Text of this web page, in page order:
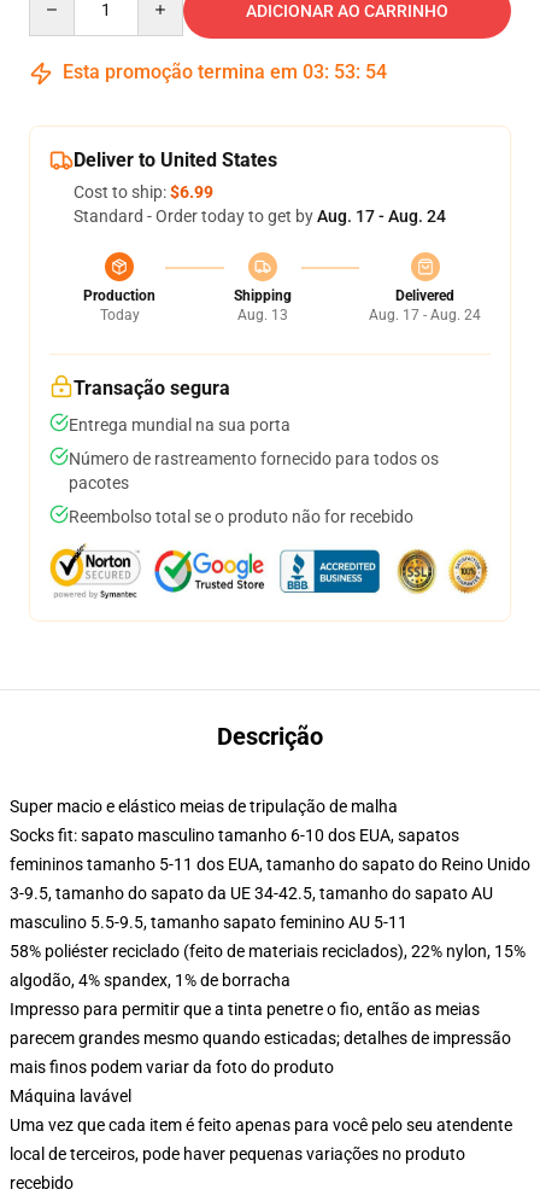
ADICIONAR AO CARRINHO
Esta promoção termina em 03: 53: 54
Deliver to United States
Cost to ship:$6.99
Standard - Order today to get byAug. 17 - Aug. 24
Production
Today
Shipping
Aug. 13
Delivered
Aug. 17 - Aug. 24
Transação segura
Entrega mundial na sua porta
Número de rastreamento fornecido para todos os
pacotes
Reembolso total se o produto não for recebido
Descrição
Super macio e elástico meias de tripulação de malha
Socks fit: sapato masculino tamanho 6-10 dos EUA, sapatos
femininos tamanho 5-11 dos EUA, tamanho do sapato do Reino Unido
3-9.5, tamanho do sapato da UE 34-42.5, tamanho do sapato AU
masculino 5.5-9.5, tamanho sapato feminino AU 5-11
58% poliéster reciclado (feito de materiais reciclados), 22% nylon, 15%
algodão, 4% spandex, 1% de borracha
Impresso para permitir que a tinta penetre o fio, então as meias
parecem grandes mesmo quando esticadas; detalhes de impressão
mais finos podem variar da foto do produto
Máquina lavável
Uma vez que cada item é feito apenas para você pelo seu atendente
local de terceiros, pode haver pequenas variações no produto
recebido